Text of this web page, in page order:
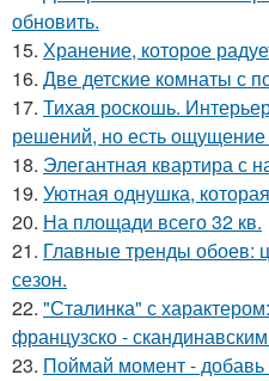
обновить.
15. Хранение, которое
16. Две детские комнаты с
17. Тихая роскошь.
решений, но есть ощущение
18. Элегантная квартира с
19. Уютная однушка,
20. На площади всего 32 кв.
21. Главные тренды обоев:
сезон.
22. "Сталинка" с
французско -
23. Поймай момент - добавь